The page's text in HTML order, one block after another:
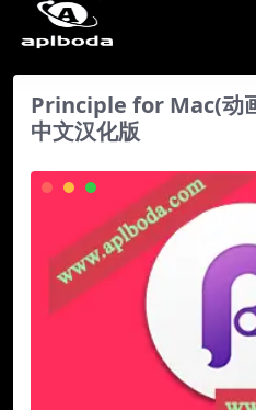
Principle for Mac(动
中文汉化版